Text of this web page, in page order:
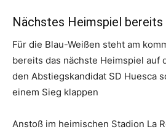
Nächstes Heimspiel bereits
Für die Blau-Weißen steht am
bereits das nächste Heimspiel auf
den Abstiegskandidat SD Huesca
einem Sieg klappen
Anstoß im heimischen Stadion La